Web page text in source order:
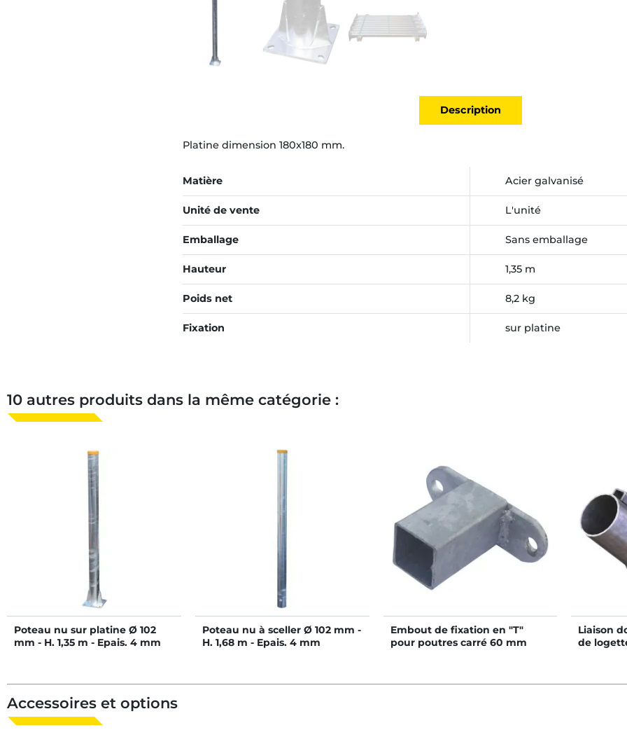
Description
Platine dimension 180x180 mm.
Matière Acier galvanisé
Unité de vente L'unité
Emballage Sans emballage
Hauteur 1,35 m
Poids net 8,2 kg
Fixation sur platine
10 autres produits dans la même catégorie :
Poteau nu sur platine Ø 102
mm - H. 1,35 m - Epais. 4 mm
Poteau nu à sceller Ø 102 mm -
H. 1,68 m - Epais. 4 mm
Embout de fixation en "T"
pour poutres carré 60 mm
Liaison
de
Accessoires et options